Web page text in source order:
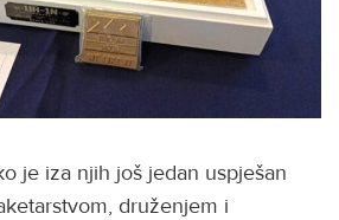
je iza njih još jedan uspješan
druženjem i